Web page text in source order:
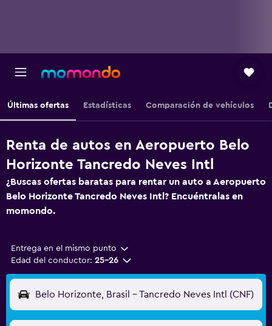
Últimas ofertas Estadísticas Comparación de vehículos
Renta de autos en Aeropuerto Belo
Horizonte Tancredo Neves Intl
¿Buscas ofertas baratas para rentar un auto a Aeropuerto
Belo Horizonte Tancredo Neves Intl? Encuéntralas en
momondo.
Entrega en el mismo punto
Edad del conductor: 25-26
Belo Horizonte, Brasil - Tancredo Neves Intl (CNF)